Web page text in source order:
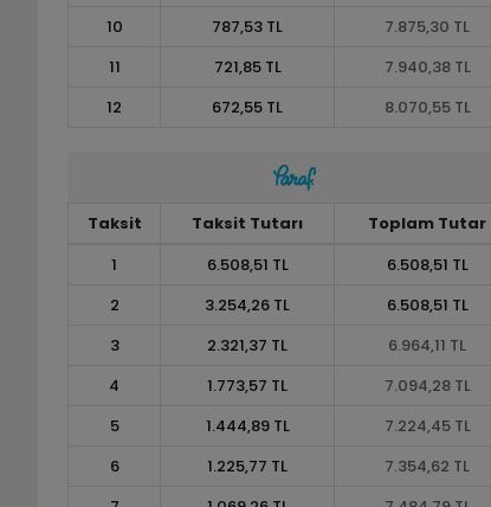
10
787,53 TL
7.875,30 TL
11
721,85 TL
7.940,38 TL
12
672,55 TL 8.070,55 TL
Taksit Taksit Tutarı
Toplam Tutar
1
6.508,51 TL
6.508,51 TL
2
3.254,26 TL
6.508,51 TL
3
2.321,37 TL
6.964,11 TL
4
1.773,57 TL
7.094,28 TL
5
1.444,89 TL
7.224,45 TL
6
1.225,77 TL
7.354,62 TL